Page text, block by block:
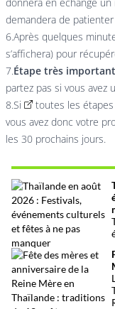
demandera de
6.Après quelques
s’affichera) pour
7.Étape très
partez pas si vous avez
8.Si
toutes les
vous avez donc votre
les 30 prochains jours.